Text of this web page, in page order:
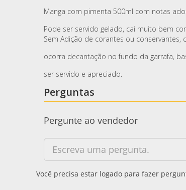
Manga com pimenta 500ml com notas
Pode ser servido gelado, cai muito bem
Sem Adição de corantes ou
ocorra decantação no fundo da garrafa,
ser servido e apreciado.
Perguntas
Pergunte ao vendedor
Você precisa estar logado para fazer